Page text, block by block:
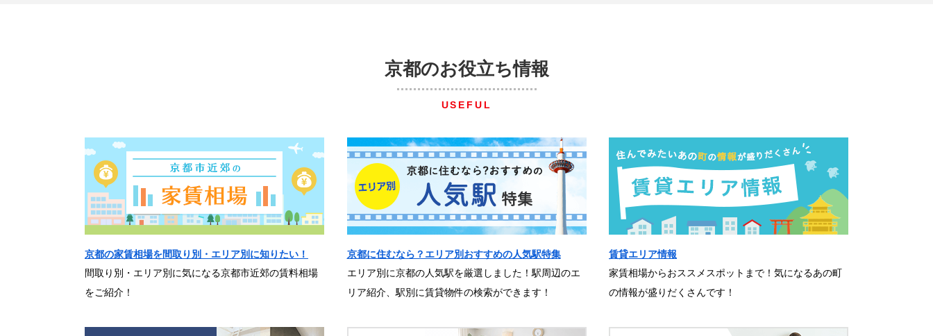
京都のお役立ち情報
USEFUL
京都の家賃相場を間取り別・エリア別に知りたい！
間取り別・エリア別に気になる京都市近郊の賃料相場
をご紹介！
京都に住むなら？エリア別おすすめの人気駅特集
エリア別に京都の人気駅を厳選しました！駅周辺のエ
リア紹介、駅別に賃貸物件の検索ができます！
賃貸エリア情報
家賃相場からおススメスポットまで！気になるあの町
の情報が盛りだくさんです！